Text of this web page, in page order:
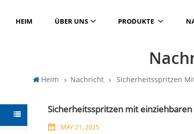
HEIM ÜBER UNS PRODUKTE
Heim Nachricht Sicherheitsspritzen
Sicherheitsspritzen mit
MAY 21, 2025